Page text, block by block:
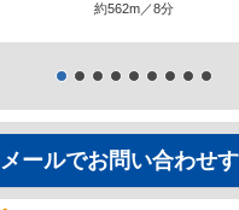
約562m／8分
メールでお問い合わせ